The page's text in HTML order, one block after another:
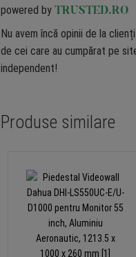
powered by TRUSTED.RO
Nu avem încă opinii de la
de cei care au cumpărat pe
independent!
Produse similare